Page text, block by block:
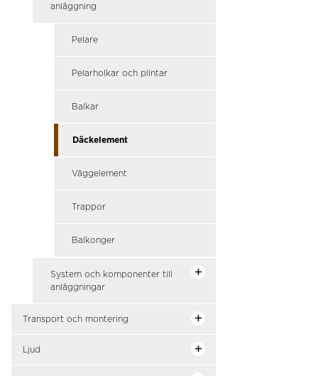
anläggning
Pelare
Pelarholkar och plintar
Balkar
Däckelement
Väggelement
Trappor
Balkonger
System och komponenter till
anläggningar
Transport och montering
Ljud